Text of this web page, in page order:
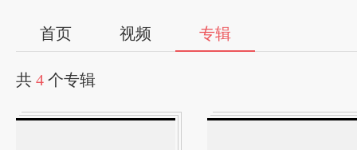
首页 视频 专辑
共 4 个专辑